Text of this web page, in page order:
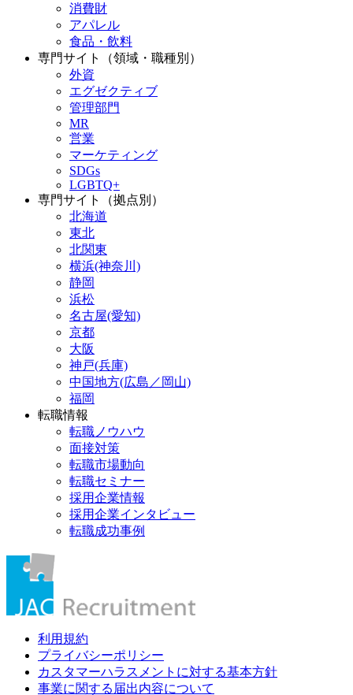
消費財
アパレル
食品・飲料
専門サイト（領域・職種別）
外資
エグゼクティブ
管理部門
MR
営業
マーケティング
SDGs
LGBTQ+
専門サイト（拠点別）
北海道
東北
北関東
横浜(神奈川)
静岡
浜松
名古屋(愛知)
京都
大阪
神戸(兵庫)
中国地方(広島／岡山)
福岡
転職情報
転職ノウハウ
面接対策
転職市場動向
転職セミナー
採用企業情報
採用企業インタビュー
転職成功事例
利用規約
プライバシーポリシー
カスタマーハラスメントに対する基本方針
事業に関する届出内容について